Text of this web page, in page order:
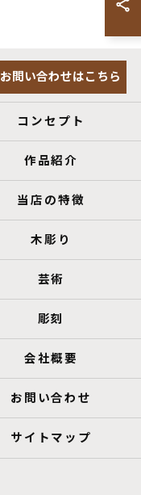
お問い合わせはこちら
コンセプト
作品紹介
当店の特徴
木彫り
芸術
彫刻
会社概要
お問い合わせ
サイトマップ